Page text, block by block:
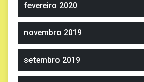
fevereiro 2020
novembro 2019
setembro 2019